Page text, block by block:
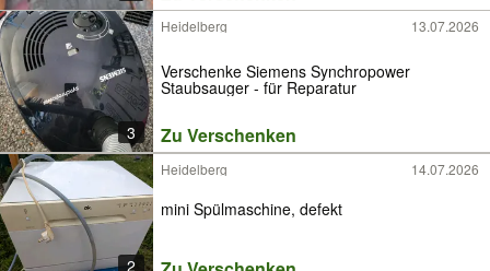
3
Heidelberg 13.07.2026
Verschenke Siemens Synchropower
Staubsauger - für Reparatur
Zu Verschenken
2
Heidelberg 14.07.2026
mini Spülmaschine, defekt